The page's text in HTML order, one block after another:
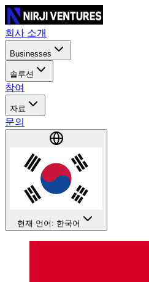
회사 소개
Businesses
솔루션
참여
자료
문의
현재 언어: 한국어